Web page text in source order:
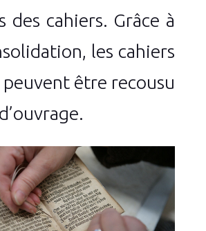
des cahiers. Grâce à
les cahiers
peuvent être recousu